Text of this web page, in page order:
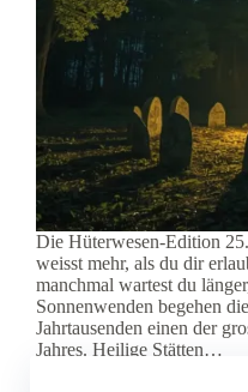
Die Hüterwesen-Edition
weisst mehr, als du dir
manchmal wartest du
Sonnenwenden begehen
Jahrtausenden einen der
Jahres. Heilige Stätten…